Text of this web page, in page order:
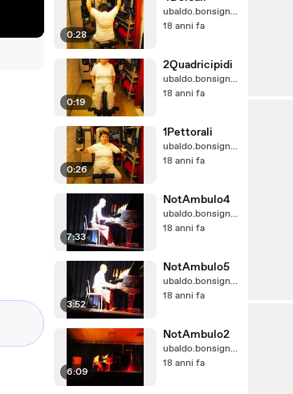
0:28
ubaldo.bonsignore@virgilio.it
18 anni fa
0:19
2Quadricipidi
ubaldo.bonsignore@virgilio.it
18 anni fa
0:26
1Pettorali
ubaldo.bonsignore@virgilio.it
18 anni fa
7:33
NotAmbulo4
ubaldo.bonsignore@virgilio.it
18 anni fa
3:52
NotAmbulo5
ubaldo.bonsignore@virgilio.it
18 anni fa
6:09
NotAmbulo2
ubaldo.bonsignore@virgilio.it
18 anni fa